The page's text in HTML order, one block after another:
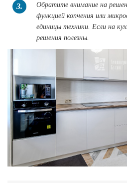
3.
Обратите внимание на
функцией копчения или
единицы техники. Если на
решения полезны.